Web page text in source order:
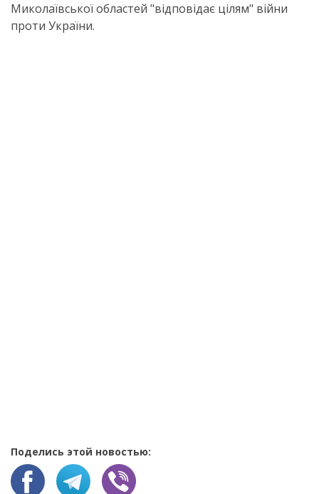
Миколаївської областей "відповідає цілям" війни
проти України.
Поделись этой новостью: